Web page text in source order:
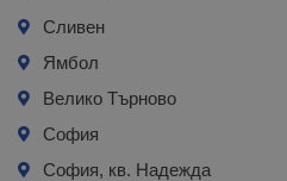
Сливен
Ямбол
Велико Търново
София
София, кв. Надежда